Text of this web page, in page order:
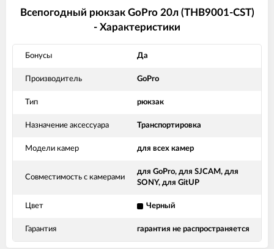
Всепогодный рюкзак GoPro 20л (THB9001-CST)
- Характеристики
Бонусы Да
Производитель GoPro
Тип рюкзак
Назначение аксессуара Транспортировка
Модели камер для всех камер
Совместимость с камерами
для GoPro, для SJCAM, для
SONY, для GitUP
Цвет Черный
Гарантия гарантия не распространяется